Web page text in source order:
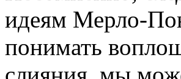
идеям Мерло-
понимать